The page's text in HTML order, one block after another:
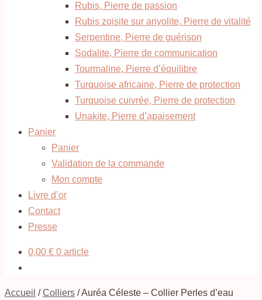
Rubis, Pierre de passion
Rubis zoisite sur anyolite, Pierre de vitalité
Serpentine, Pierre de guérison
Sodalite, Pierre de communication
Tourmaline, Pierre d’équilibre
Turquoise africaine, Pierre de protection
Turquoise cuivrée, Pierre de protection
Unakite, Pierre d’apaisement
Panier
Panier
Validation de la commande
Mon compte
Livre d’or
Contact
Presse
0,00 € 0 article
Accueil /Colliers /Auréa Céleste – Collier Perles d’eau